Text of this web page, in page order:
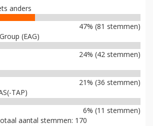
anders
47% (81 stemmen)
(EAG)
24% (42 stemmen)
21% (36 stemmen)
TAP)
6% (11 stemmen)
aantal stemmen: 170